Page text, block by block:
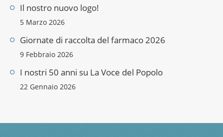
Il nostro nuovo logo!
5 Marzo 2026
Giornate di raccolta del farmaco 2026
9 Febbraio 2026
I nostri 50 anni su La Voce del Popolo
22 Gennaio 2026